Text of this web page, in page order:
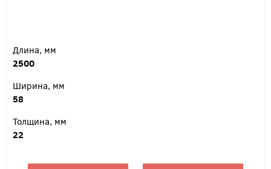
Длина, мм
2500
Ширина, мм
58
Толщина, мм
22